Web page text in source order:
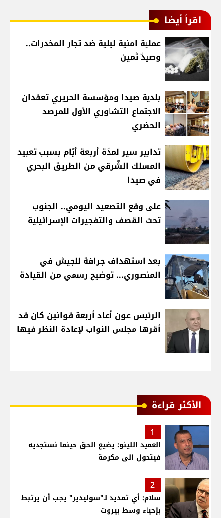
اقرأ أيضا
عملية امنية ليلية ضد تجار المخدرات..
وصيدٌ ثمين
بلدية صيدا ومؤسسة الحريري تعقدان
الاجتماع التشاوري الأول للمرصد
الحضري
تدابير سير لمدّة أربعة أيّام بسبب تعبيد
المسلك الشّرقي من الطريق البحري
في صيدا
على وقع التصعيد اليومي.. الجنوب
تحت القصف والتفجيرات الإسرائيلية
بعد استهداف جرافة للجيش في
المنصوري... توضيح رسمي من القيادة
الرئيس عون أعاد أربعة قوانين كان قد
أقرها مجلس النواب لإعادة النظر فيها
الأكثر قراءة
1
العميد اللينو: يضيع الحق حينما نستجديه
فيتحول الى مكرمة
2
سلام: أي تمديد لـ"سوليدير" يجب أن يرتبط
بإحياء وسط بيروت